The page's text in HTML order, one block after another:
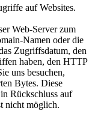
auf Websites.
Web-Server zum
Namen oder die
Zugriffsdatum, den
haben, den HTTP
uns besuchen,
Bytes. Diese
Rückschluss auf
nicht möglich.